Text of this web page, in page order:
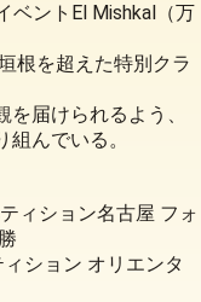
ベントEl Mishkal（万
根を超えた特別クラ
届けられるよう、
んでいる。
ィション名古屋 フォ
ション オリエンタ